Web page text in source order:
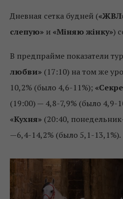
Дневная сетка будней (
слепую» и «Міняю жінку»)
В предпрайме показатели
любви» (17:10) на том же
10,2% (было 4,6-11%);
(19:00) — 4,8-7,9% (было 4,9-
«Кухня» (20:40,
—6,4-14,2% (было 5,1-13,1%).